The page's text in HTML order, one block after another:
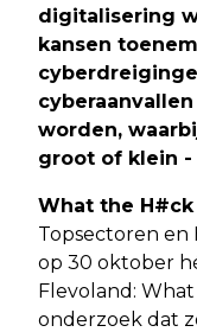
digitalisering
kansen
worden,
groot of klein
What the H#ck
Topsectoren en
op 30 oktober
Flevoland:
onderzoek dat